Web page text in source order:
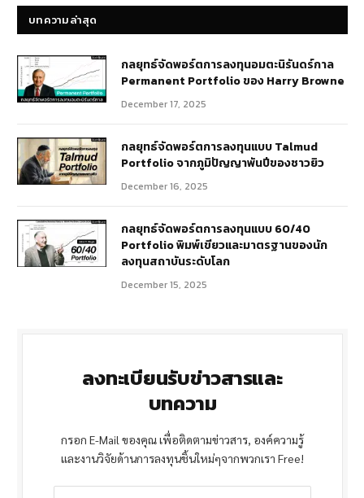
บทความล่าสุด
กลยุทธ์​จัดพอร์ตการลงทุนอมตะนิรันดร์กาล
Permanent Portfolio ของ Harry Browne
December 17, 2025
กลยุทธ์จัดพอร์ตการลงทุนแบบ Talmud
Portfolio จากภูมิปัญญาพันปีของชาวยิว
December 16, 2025
กลยุทธ์จัดพอร์ตการลงทุนแบบ 60/40
Portfolio พิมพ์เขียวและมาตรฐานของนัก
ลงทุนสถาบันระดับโลก
December 15, 2025
ลงทะเบียนรับข่าวสารและ
บทความ
กรอก E-Mail ของคุณ เพื่อติดตามข่าวสาร, องค์ความรู้
และงานวิจัยด้านการลงทุนชิ้นใหม่ๆจากพวกเรา Free!